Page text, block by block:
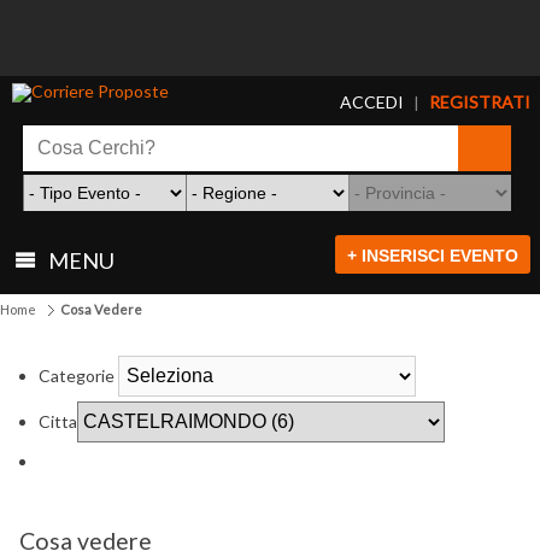
ACCEDI | REGISTRATI
MENU + INSERISCI EVENTO
Home Cosa Vedere
Categorie
Citta
Cosa vedere